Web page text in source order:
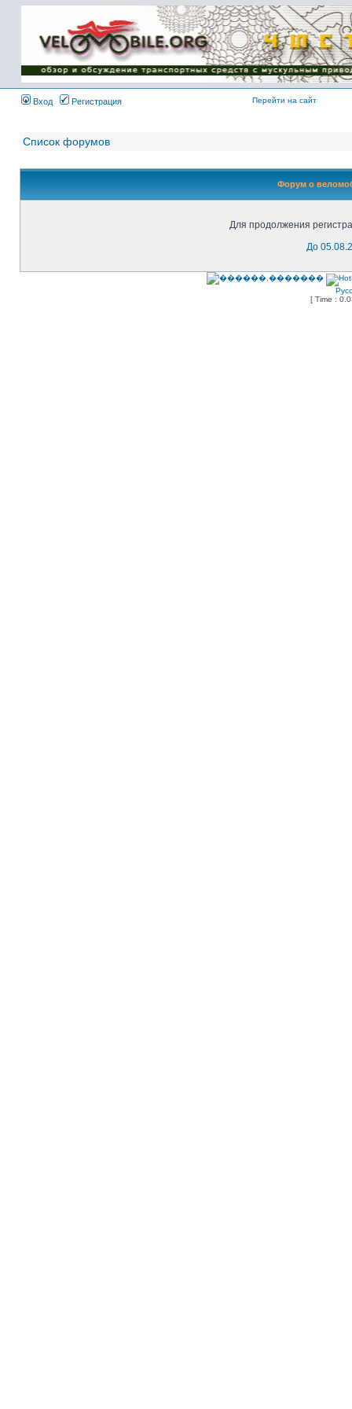
Имя пользователя:
Пароль:
{ LOG_ME_IN_SHORT
}
Вход
Регистрация Перейти на сайт
Список форумов
Форум о
Для продолжения
До
[ Time :